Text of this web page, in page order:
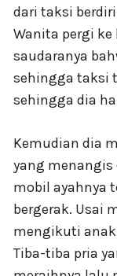
dari taksi
Wanita pergi
saudaranya
sehingga taksi
sehingga dia
Kemudian dia
yang menangis
mobil ayahnya
bergerak. Usai
mengikuti
Tiba-tiba pria